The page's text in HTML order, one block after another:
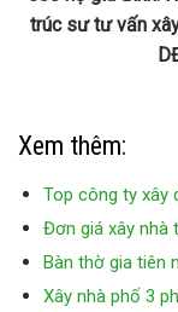
trúc sư tư vấn
Xem thêm:
Top công ty xây
Đơn giá xây nhà
Bàn thờ gia tiên
Xây nhà phố 3